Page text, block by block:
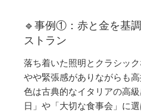
🔹事例①：赤と金を基
ストラン
落ち着いた照明とクラシッ
やや緊張感がありながらも
色は古典的なイタリアの高
日」や「大切な食事会」に